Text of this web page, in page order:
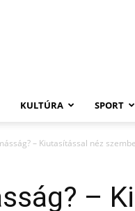
KULTÚRA SPORT
– Kiutasítással néz
–